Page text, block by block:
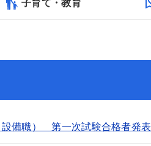
子育て・教育
備職） 第一次試験合格者発表